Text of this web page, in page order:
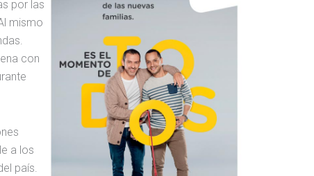
por las
mismo
con
a los
país.